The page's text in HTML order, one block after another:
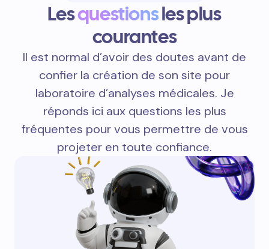
Lesquestionsles plus
courantes
Il est normal d’avoir des doutes avant de
confier la création de son site pour
laboratoire d’analyses médicales. Je
réponds ici aux questions les plus
fréquentes pour vous permettre de vous
projeter en toute confiance.